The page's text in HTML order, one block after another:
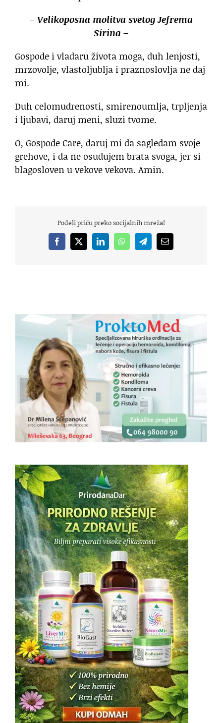
– Velikoposna molitva svetog Jefrema
Sirina –
Gospode i vladaru života moga, duh lenjosti,
mrzovolje, vlastoljublja i praznoslovlja ne daj
mi.
Duh celomudrenosti, smirenoumlja, trpljenja
i ljubavi, daruj meni, sluzi tvome.
O, Gospode Care, daruj mi da sagledam svoje
grehove, i da ne osuđujem brata svoga, jer si
blagosloven u vekove vekova. Amin.
Podeli priču preko socijalnih mreža!
Facebook
X LinkedInWhatsAppTelegramEmail